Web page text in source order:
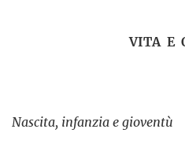
VITA E
Nascita, infanzia e gioventù